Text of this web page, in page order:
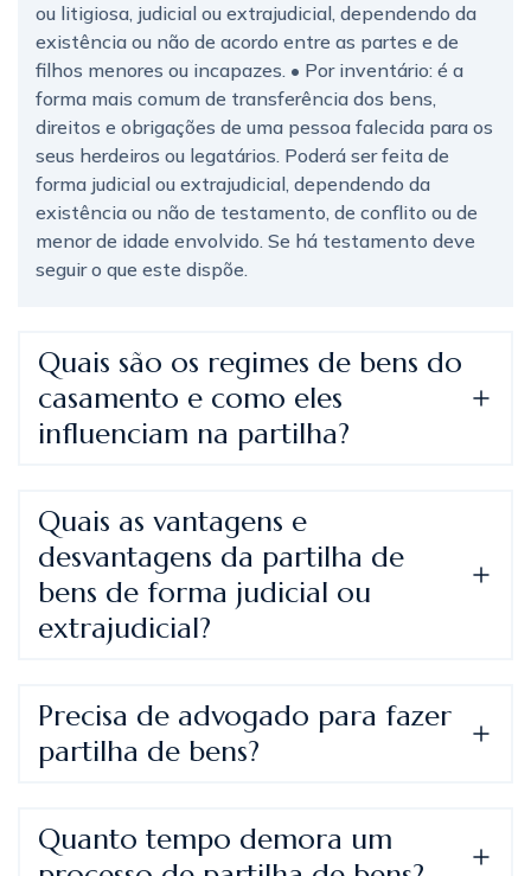
ou litigiosa, judicial ou extrajudicial, dependendo da
existência ou não de acordo entre as partes e de
filhos menores ou incapazes. • Por inventário: é a
forma mais comum de transferência dos bens,
direitos e obrigações de uma pessoa falecida para os
seus herdeiros ou legatários. Poderá ser feita de
forma judicial ou extrajudicial, dependendo da
existência ou não de testamento, de conflito ou de
menor de idade envolvido. Se há testamento deve
seguir o que este dispõe.
Quais são os regimes de bens do
casamento e como eles
influenciam na partilha?
Quais as vantagens e
desvantagens da partilha de
bens de forma judicial ou
extrajudicial?
Precisa de advogado para fazer
partilha de bens?
Quanto tempo demora um